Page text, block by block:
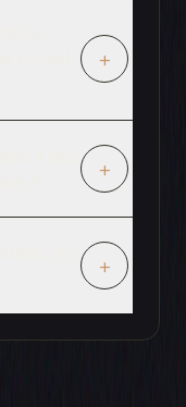
+
+
+